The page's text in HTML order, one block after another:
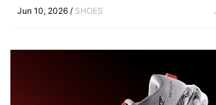
Jun 10, 2026 / SHOES